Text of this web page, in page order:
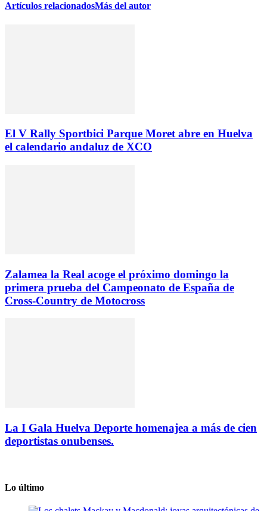
Artículos relacionadosMás del autor
El V Rally Sportbici Parque Moret abre en Huelva
el calendario andaluz de XCO
Zalamea la Real acoge el próximo domingo la
primera prueba del Campeonato de España de
Cross-Country de Motocross
La I Gala Huelva Deporte homenajea a más de cien
deportistas onubenses.
Lo último